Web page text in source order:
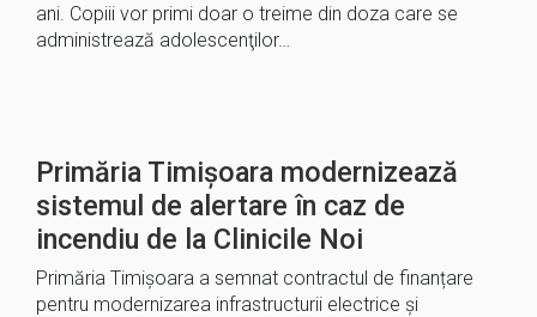
ani. Copiii vor primi doar o treime din doza care se
administrează adolescenţilor…
Primăria Timișoara modernizează
sistemul de alertare în caz de
incendiu de la Clinicile Noi
Primăria Timișoara a semnat contractul de finanțare
pentru modernizarea infrastructurii electrice și